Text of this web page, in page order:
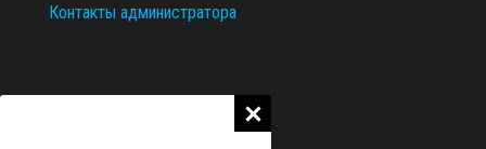
Контакты администратора